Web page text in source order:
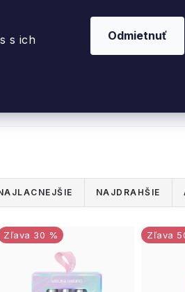
s ich
Odmietnuť
NAJDRAHŠIE
30 %